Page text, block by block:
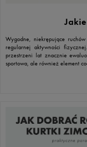
Wygodne, niekrępujące
regularnej aktywności
przestrzeni lat znacznie
sportowa, ale również element